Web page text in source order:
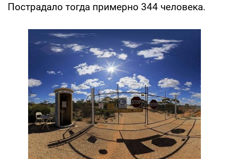
Пострадало тогда примерно 344 человека.